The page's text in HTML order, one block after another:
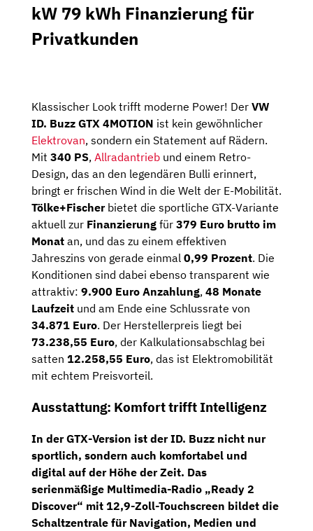
kW 79 kWh Finanzierung für
Privatkunden
Klassischer Look trifft moderne Power! Der VW
ID. Buzz GTX 4MOTION ist kein gewöhnlicher
Elektrovan, sondern ein Statement auf Rädern.
Mit 340 PS, Allradantrieb und einem Retro-
Design, das an den legendären Bulli erinnert,
bringt er frischen Wind in die Welt der E-Mobilität.
Tölke+Fischer bietet die sportliche GTX-Variante
aktuell zur Finanzierung für 379 Euro brutto im
Monat an, und das zu einem effektiven
Jahreszins von gerade einmal 0,99 Prozent. Die
Konditionen sind dabei ebenso transparent wie
attraktiv: 9.900 Euro Anzahlung, 48 Monate
Laufzeit und am Ende eine Schlussrate von
34.871 Euro. Der Herstellerpreis liegt bei
73.238,55 Euro, der Kalkulationsabschlag bei
satten 12.258,55 Euro, das ist Elektromobilität
mit echtem Preisvorteil.
Ausstattung: Komforttrifft Intelligenz
In derGTX-Version ist derID. Buzz nicht nur
sportlich, sondern auch komfortabel und
digital auf der Höhe derZeit. Das
serienmäßige Multimedia-Radio „Ready 2
Discover“ mit 12,9-Zoll-Touchscreen bildet die
Schaltzentrale für Navigation, Medien und